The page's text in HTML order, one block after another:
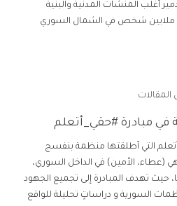
أغلب المنشآت المدنية والبنية
التحتية، ازدادت معاناة أكثر من 4 ملايين شخص في الشمال السوري
المقالات
في مبادرة #حقي_أتعلم
التي أطلقتها منظمة بنفسج
(عطاء، الأمين) في الداخل السوري،
حيث تهدف المبادرة إلى تجميع الجهود
السورية و دراساتٍ تحليلة للواقع